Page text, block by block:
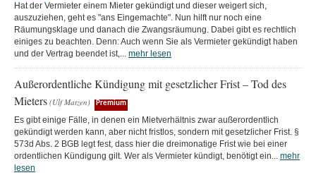
Hat der Vermieter einem Mieter gekündigt und dieser weigert sich,
auszuziehen, geht es "ans Eingemachte". Nun hilft nur noch eine
Räumungsklage und danach die Zwangsräumung. Dabei gibt es rechtlich
einiges zu beachten. Denn: Auch wenn Sie als Vermieter gekündigt haben
und der Vertrag beendet ist,... mehr lesen
Außerordentliche Kündigung mit gesetzlicher Frist – Tod des
Mieters (Ulf Matzen) Premium
Es gibt einige Fälle, in denen ein Mietverhältnis zwar außerordentlich
gekündigt werden kann, aber nicht fristlos, sondern mit gesetzlicher Frist. §
573d Abs. 2 BGB legt fest, dass hier die dreimonatige Frist wie bei einer
ordentlichen Kündigung gilt. Wer als Vermieter kündigt, benötigt ein... mehr
lesen